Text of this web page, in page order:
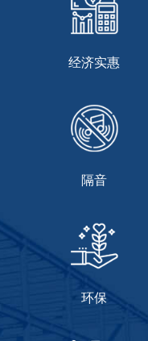
经济实惠
隔音
环保